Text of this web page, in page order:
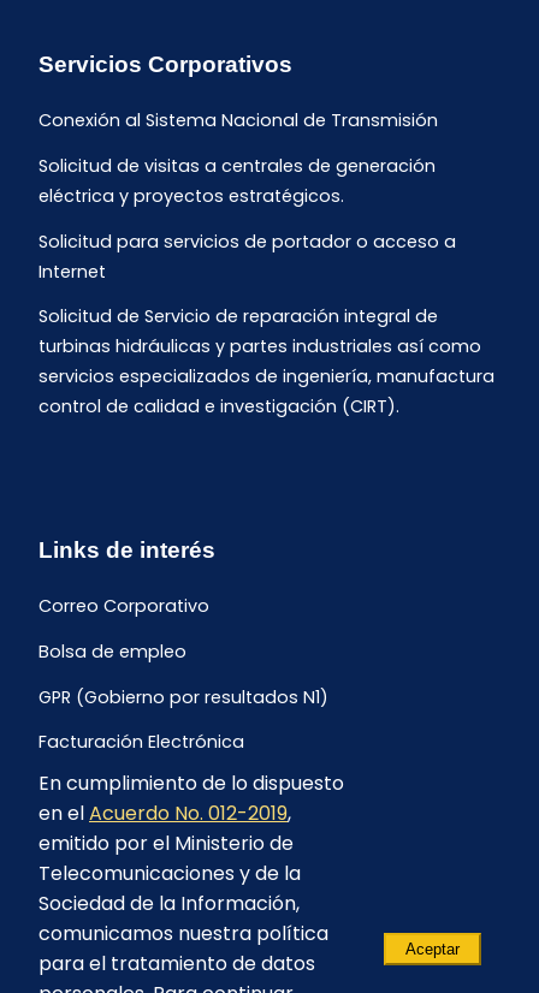
Servicios Corporativos
Conexión al Sistema Nacional de Transmisión
Solicitud de visitas a centrales de generación
eléctrica y proyectos estratégicos.
Solicitud para servicios de portador o acceso a
Internet
Solicitud de Servicio de reparación integral de
turbinas hidráulicas y partes industriales así como
servicios especializados de ingeniería, manufactura
control de calidad e investigación (CIRT).
Links de interés
Correo Corporativo
Bolsa de empleo
GPR (Gobierno por resultados N1)
Facturación Electrónica
Archivo Histórico de Facturación
Portal Ambiental y Social
Proyecto Geotérmico Chachimbiro
Contratación consultoría mediante “Lista Corta”
Reglamento de Procesos Asociativos
En cumplimiento de lo dispuesto
en elAcuerdo No. 012-2019,
emitido por el Ministerio de
Telecomunicaciones y de la
Sociedad de la Información,
comunicamos nuestra política
para el tratamiento de datos
Aceptar